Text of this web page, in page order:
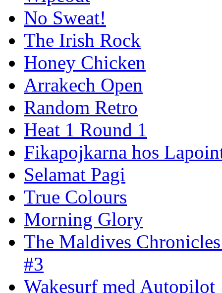
No Sweat!
The Irish Rock
Honey Chicken
Arrakech Open
Random Retro
Heat 1 Round 1
Fikapojkarna hos
Selamat Pagi
True Colours
Morning Glory
The Maldives
#3
Wakesurf med Autopilot